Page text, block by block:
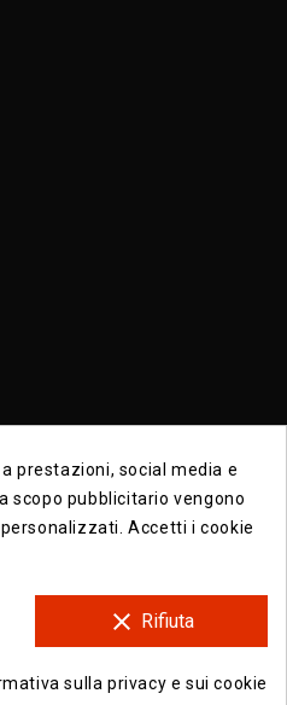
prestazioni, social media e
scopo pubblicitario vengono
Accetti i cookie
clear Rifiuta
sulla privacy e sui cookie